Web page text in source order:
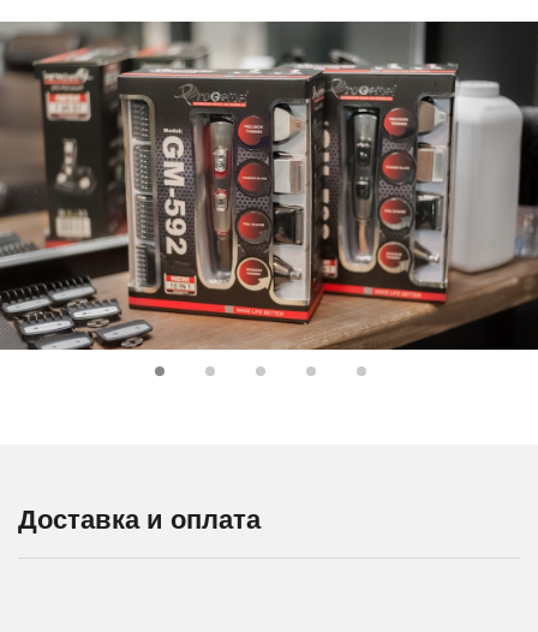
Доставка и оплата